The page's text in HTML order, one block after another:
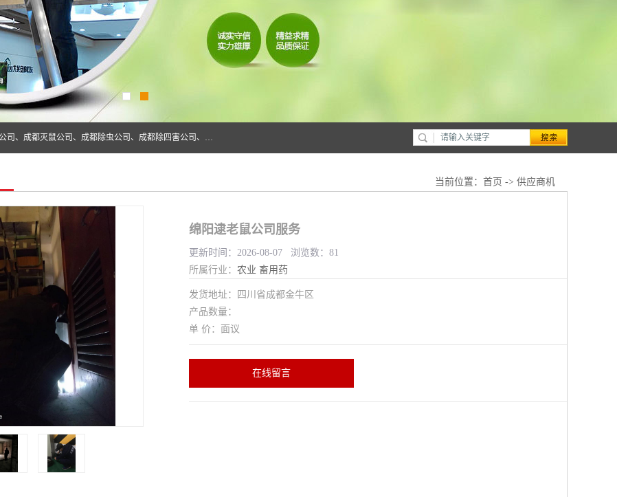
成都仁民有害生物防治服务有限公司是一家经营成都灭跳蚤公司、成都灭鼠公司、成都除虫公司、成都除四害公司、成都白蚁防治公司、成都杀虫公司等。业务覆盖：青白江、郫县、简阳、金堂、乐山、眉山、绵阳、彭州等区域。 由于我们的专业技术和服务态度得到了肯定、 目前公司已经与省内外的多个金 融企业、高端写字楼、星级酒 店、宾馆餐饮企业、学校、制造生产企业、物业小区建立了长期友好的合作关系。
当前位置： 首页 -> 供应商机
绵阳逮老鼠公司服务
更新时间：2026-08-07 浏览数：81
所属行业： 农业 畜用药
发货地址：四川省成都金牛区
产品数量：
单 价：面议
在线留言